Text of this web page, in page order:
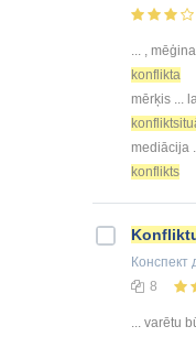
... ,
konflikta
mērķis ...
mediācija
konflikts
Конспект
8
... varētu